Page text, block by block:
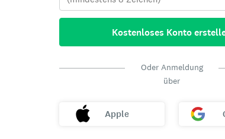
Kostenloses Konto
Oder Anmeldung
über
Apple